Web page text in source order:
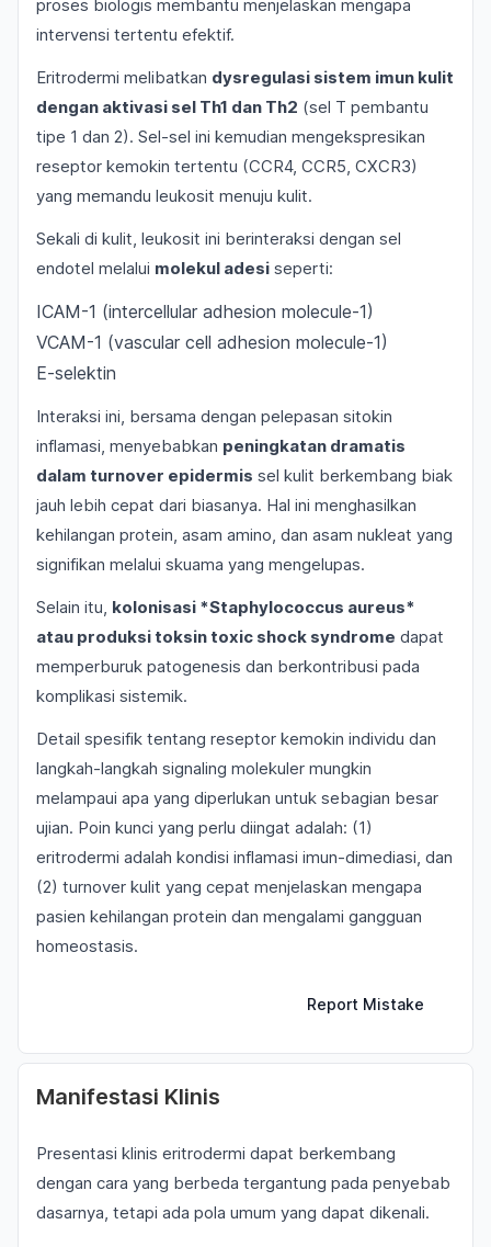
proses biologis membantu menjelaskan mengapa
intervensi tertentu efektif.
Eritrodermi melibatkan dysregulasi sistem imun kulit
dengan aktivasi sel Th1 dan Th2 (sel T pembantu
tipe 1 dan 2). Sel-sel ini kemudian mengekspresikan
reseptor kemokin tertentu (CCR4, CCR5, CXCR3)
yang memandu leukosit menuju kulit.
Sekali di kulit, leukosit ini berinteraksi dengan sel
endotel melalui molekul adesi seperti:
ICAM-1 (intercellular adhesion molecule-1)
VCAM-1 (vascular cell adhesion molecule-1)
E-selektin
Interaksi ini, bersama dengan pelepasan sitokin
inflamasi, menyebabkan peningkatan dramatis
dalam turnover epidermis sel kulit berkembang biak
jauh lebih cepat dari biasanya. Hal ini menghasilkan
kehilangan protein, asam amino, dan asam nukleat yang
signifikan melalui skuama yang mengelupas.
Selain itu, kolonisasi *Staphylococcus aureus*
atau produksi toksin toxic shock syndrome dapat
memperburuk patogenesis dan berkontribusi pada
komplikasi sistemik.
Detail spesifik tentang reseptor kemokin individu dan
langkah-langkah signaling molekuler mungkin
melampaui apa yang diperlukan untuk sebagian besar
ujian. Poin kunci yang perlu diingat adalah: (1)
eritrodermi adalah kondisi inflamasi imun-dimediasi, dan
(2) turnover kulit yang cepat menjelaskan mengapa
pasien kehilangan protein dan mengalami gangguan
homeostasis.
Report Mistake
Manifestasi Klinis
Presentasi klinis eritrodermi dapat berkembang
dengan cara yang berbeda tergantung pada penyebab
dasarnya, tetapi ada pola umum yang dapat dikenali.